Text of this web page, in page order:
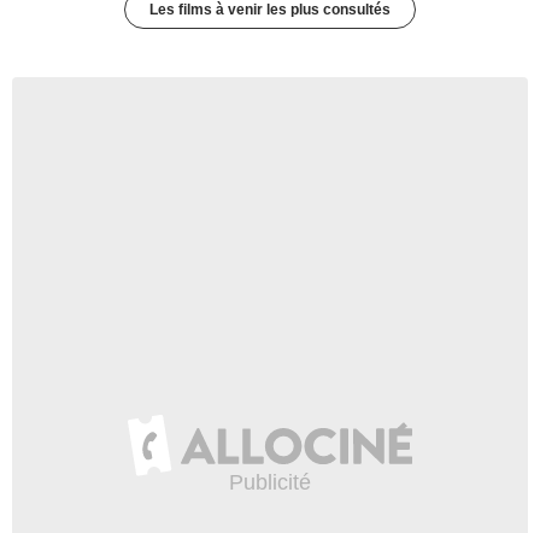
Les films à venir les plus consultés